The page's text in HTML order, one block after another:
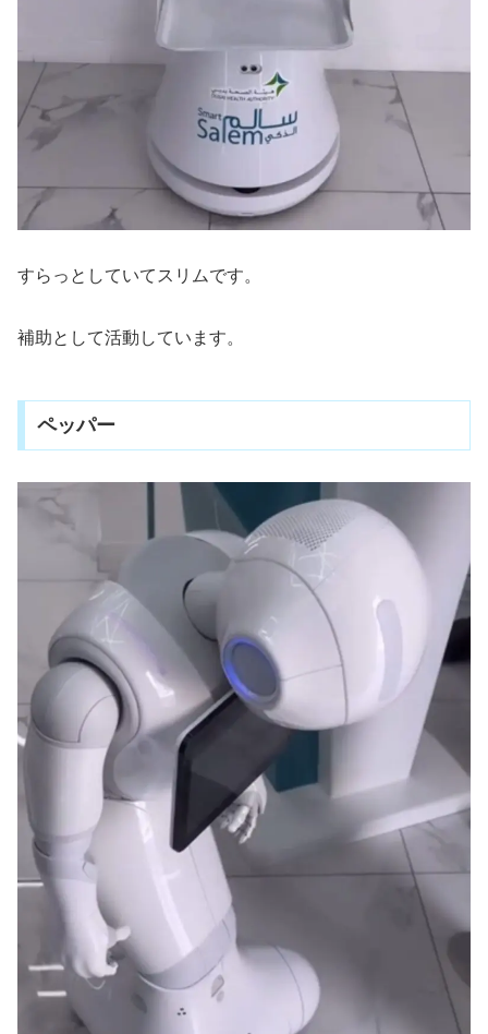
すらっとしていてスリムです。
補助として活動しています。
ペッパー